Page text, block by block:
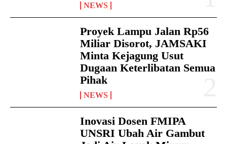
NEWS
Proyek Lampu Jalan Rp56
Miliar Disorot, JAMSAKI
Minta Kejagung Usut
Dugaan Keterlibatan Semua
Pihak
NEWS
Inovasi Dosen FMIPA
UNSRI Ubah Air Gambut